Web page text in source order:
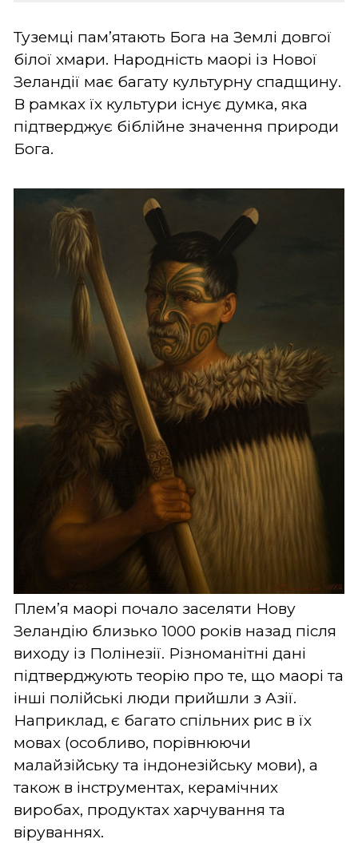
Туземці пам’ятають Бога на Землі довгої
білої хмари. Народність маорі із Нової
Зеландії має багату культурну спадщину.
В рамках їх культури існує думка, яка
підтверджує біблійне значення природи
Бога.
Плем’я маорі почало заселяти Нову
Зеландію близько 1000 років назад після
виходу із Полінезії. Різноманітні дані
підтверджують теорію про те, що маорі та
інші полійські люди прийшли з Азії.
Наприклад, є багато спільних рис в їх
мовах (особливо, порівнюючи
малайзійську та індонезійську мови), а
також в інструментах, керамічних
виробах, продуктах харчування та
віруваннях.